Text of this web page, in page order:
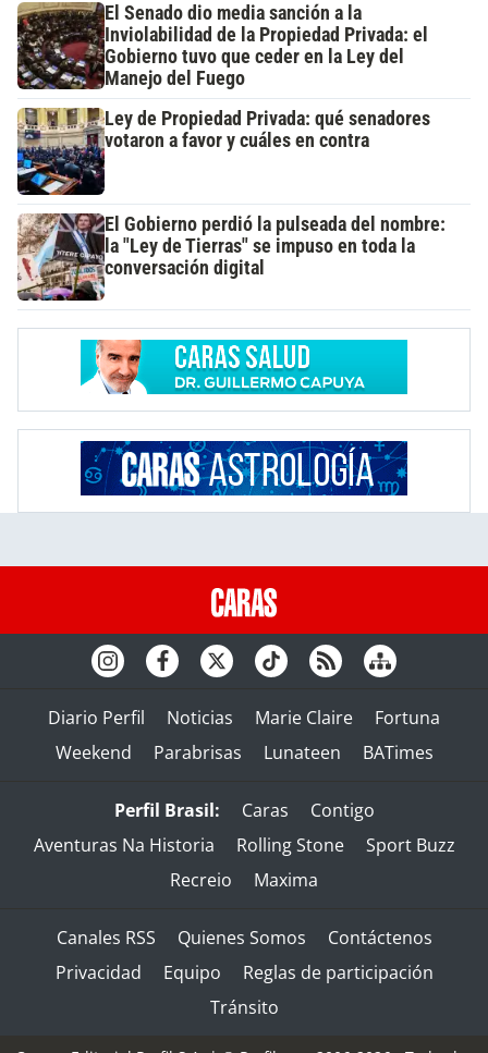
El Senado dio media sanción a la
Inviolabilidad de la Propiedad Privada: el
Gobierno tuvo que ceder en la Ley del
Manejo del Fuego
Ley de Propiedad Privada: qué senadores
votaron a favor y cuáles en contra
El Gobierno perdió la pulseada del nombre:
la "Ley de Tierras" se impuso en toda la
conversación digital
Diario Perfil Noticias Marie Claire
Fortuna
Weekend
Parabrisas Lunateen BATimes
Perfil Brasil: Caras
Contigo
Aventuras Na Historia
Rolling Stone
Sport Buzz
Recreio
Maxima
Canales RSS Quienes Somos
Contáctenos
Privacidad
Equipo
Reglas de participación
Tránsito